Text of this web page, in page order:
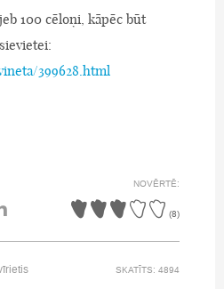
100 cēloņi, kāpēc būt
399628.html
NOVĒRTĒ:
(8)
SKATĪTS: 4894